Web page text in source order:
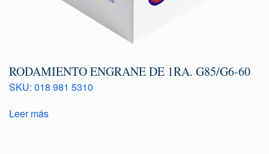
RODAMIENTO ENGRANE DE 1RA. G85/G6-60
SKU: 018 981 5310
Leer más